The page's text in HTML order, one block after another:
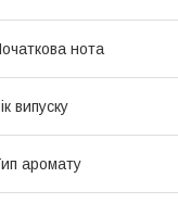
нота
випуску
аромату